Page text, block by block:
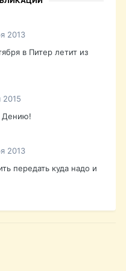
2013
в Питер летит из
2015
Дению!
2013
передать куда надо и